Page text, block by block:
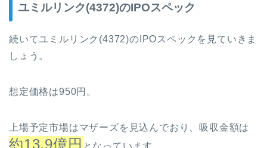
ユミルリンク(4372)のIPOスペック
続いてユミルリンク(4372)のIPOスペックを見ていきま
しょう。
想定価格は950円。
上場予定市場はマザーズを見込んでおり、吸収金額は
約13.9億円 となっています。